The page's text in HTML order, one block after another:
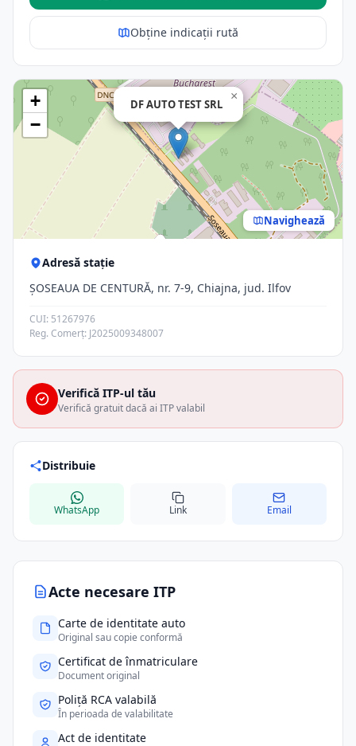
Acte necesare ITP
Carte de identitate auto
Original sau copie conformă
Certificat de înmatriculare
Document original
Poliță RCA valabilă
În perioada de valabilitate
Act de identitate
Obține indicații rută
DF AUTO TEST SRL
×
+
−
Navighează
Adresă stație
ŞOSEAUA DE CENTURĂ, nr. 7-9, Chiajna, jud. Ilfov
CUI: 51267976
Reg. Comerț: J2025009348007
Verifică ITP-ul tău
Verifică gratuit dacă ai ITP valabil
Distribuie
WhatsApp Link Email